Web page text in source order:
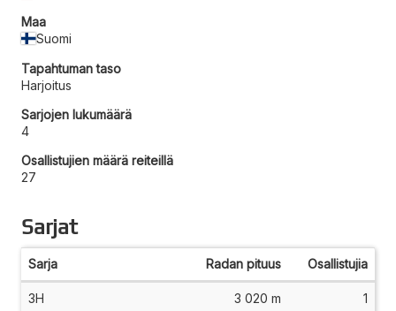
Maa
Suomi
Tapahtuman taso
Harjoitus
Sarjojen lukumäärä
4
Osallistujien määrä reiteillä
27
Sarjat
Sarja Radan pituus Osallistujia
3H 3 020 m 1